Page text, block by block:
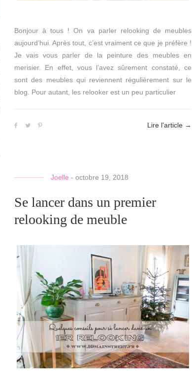
Bonjour à tous ! On va parler relooking de meubles
aujourd’hui. Après tout, c’est vraiment ce que je préfère !
Je vais vous parler de la peinture des meubles en
merisier. En effet, vous l’avez sûrement constaté, ce
sont des meubles qui reviennent régulièrement sur le
blog. Pour autant, les relooker est un peu particulier
Lire l'article →
Joelle - octobre 19, 2018
Se lancer dans un premier
relooking de meuble